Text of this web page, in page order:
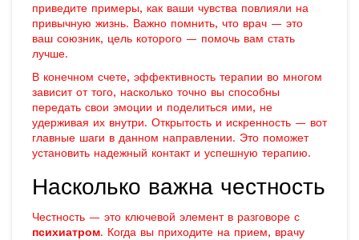
приведите примеры, как ваши чувства повлияли на
привычную жизнь. Важно помнить, что врач — это
ваш союзник, цель которого — помочь вам стать
лучше.
В конечном счете, эффективность терапии во многом
зависит от того, насколько точно вы способны
передать свои эмоции и поделиться ими, не
удерживая их внутри. Открытость и искренность — вот
главные шаги в данном направлении. Это поможет
установить надежный контакт и успешную терапию.
Насколько важна честность
Честность — это ключевой элемент в разговоре с
психиатром. Когда вы приходите на прием, врачу